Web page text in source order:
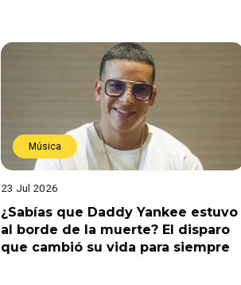
Música
23 Jul 2026
¿Sabías que Daddy Yankee estuvo
al borde de la muerte? El disparo
que cambió su vida para siempre